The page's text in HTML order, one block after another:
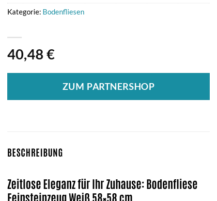
40,48 €
ZUM PARTNERSHOP
Kategorie: Bodenfliesen
BESCHREIBUNG
Zeitlose Eleganz für Ihr Zuhause: Bodenfliese
Feinsteinzeug Weiß 58×58 cm